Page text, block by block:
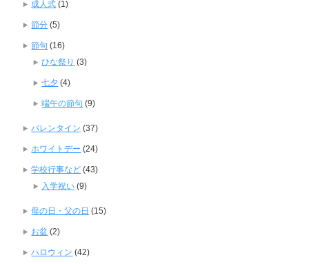
成人式 (1)
節分 (5)
節句 (16)
ひな祭り (3)
七夕 (4)
端午の節句 (9)
バレンタイン (37)
ホワイトデー (24)
学校行事など (43)
入学祝い (9)
母の日・父の日 (15)
お盆 (2)
ハロウィン (42)